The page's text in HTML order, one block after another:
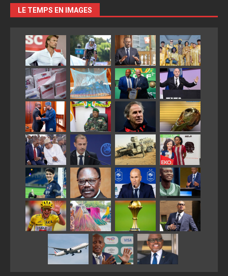
LE TEMPS EN IMAGES